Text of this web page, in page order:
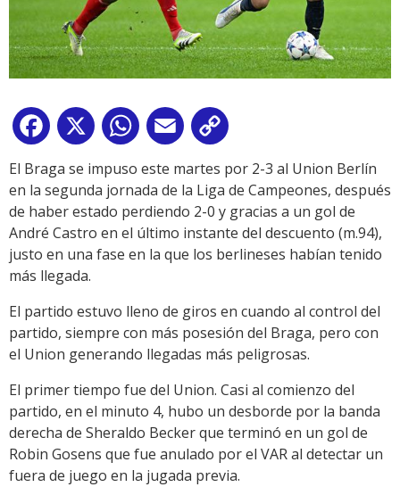
Facebook
X WhatsApp
Email
Link
El Braga se impuso este martes por 2-3 al Union Berlín
en la segunda jornada de la Liga de Campeones, después
de haber estado perdiendo 2-0 y gracias a un gol de
André Castro en el último instante del descuento (m.94),
justo en una fase en la que los berlineses habían tenido
más llegada.
El partido estuvo lleno de giros en cuando al control del
partido, siempre con más posesión del Braga, pero con
el Union generando llegadas más peligrosas.
El primer tiempo fue del Union. Casi al comienzo del
partido, en el minuto 4, hubo un desborde por la banda
derecha de Sheraldo Becker que terminó en un gol de
Robin Gosens que fue anulado por el VAR al detectar un
fuera de juego en la jugada previa.